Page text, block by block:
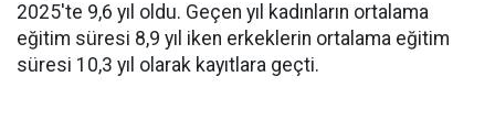
2025'te 9,6 yıl oldu. Geçen yıl kadınların ortalama
eğitim süresi 8,9 yıl iken erkeklerin ortalama eğitim
süresi 10,3 yıl olarak kayıtlara geçti.